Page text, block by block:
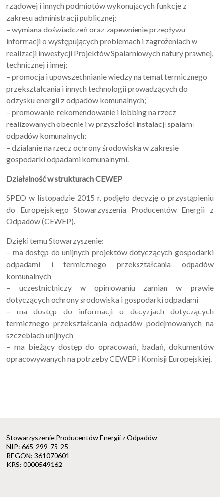
rządowej i innych podmiotów wykonujących funkcje z
zakresu administracji publicznej;
– wymiana doświadczeń oraz zapewnienie przepływu
informacji o występujących problemach i zagrożeniach w
realizacji inwestycji Projektów Spalarniowych natury prawnej,
technicznej i innej;
– promocja i upowszechnianie wiedzy na temat termicznego
przekształcania i innych technologii prowadzących do
odzysku energii z odpadów komunalnych;
– promowanie, rekomendowanie i lobbing na rzecz
realizowanych obecnie i w przyszłości instalacji spalarni
odpadów komunalnych;
– działanie na rzecz ochrony środowiska w zakresie
gospodarki odpadami komunalnymi.
Działalność w strukturach CEWEP
SPEO w listopadzie 2015 r. podjęło decyzję o przystąpieniu
do Europejskiego Stowarzyszenia Producentów Energii z
Odpadów (CEWEP).
Dzięki temu Stowarzyszenie:
– ma dostęp do unijnych projektów dotyczących gospodarki
odpadami i termicznego przekształcania odpadów
komunalnych
– uczestnictniczy w opiniowaniu zamian w prawie
dotyczących ochrony środowiska i gospodarki odpadami
– ma dostęp do informacji o decyzjach dotyczących
termicznego przekształcania odpadów podejmowanych na
szczeblach unijnych
– ma bieżący dostęp do opracowań, badań, dokumentów
opracowywanych na potrzeby CEWEP i Komisji Europejskiej.
Stowarzyszenie Producentów Energii z Odpadów
NIP: 665-299-75-25
REGON: 361070601
KRS: 0000549162